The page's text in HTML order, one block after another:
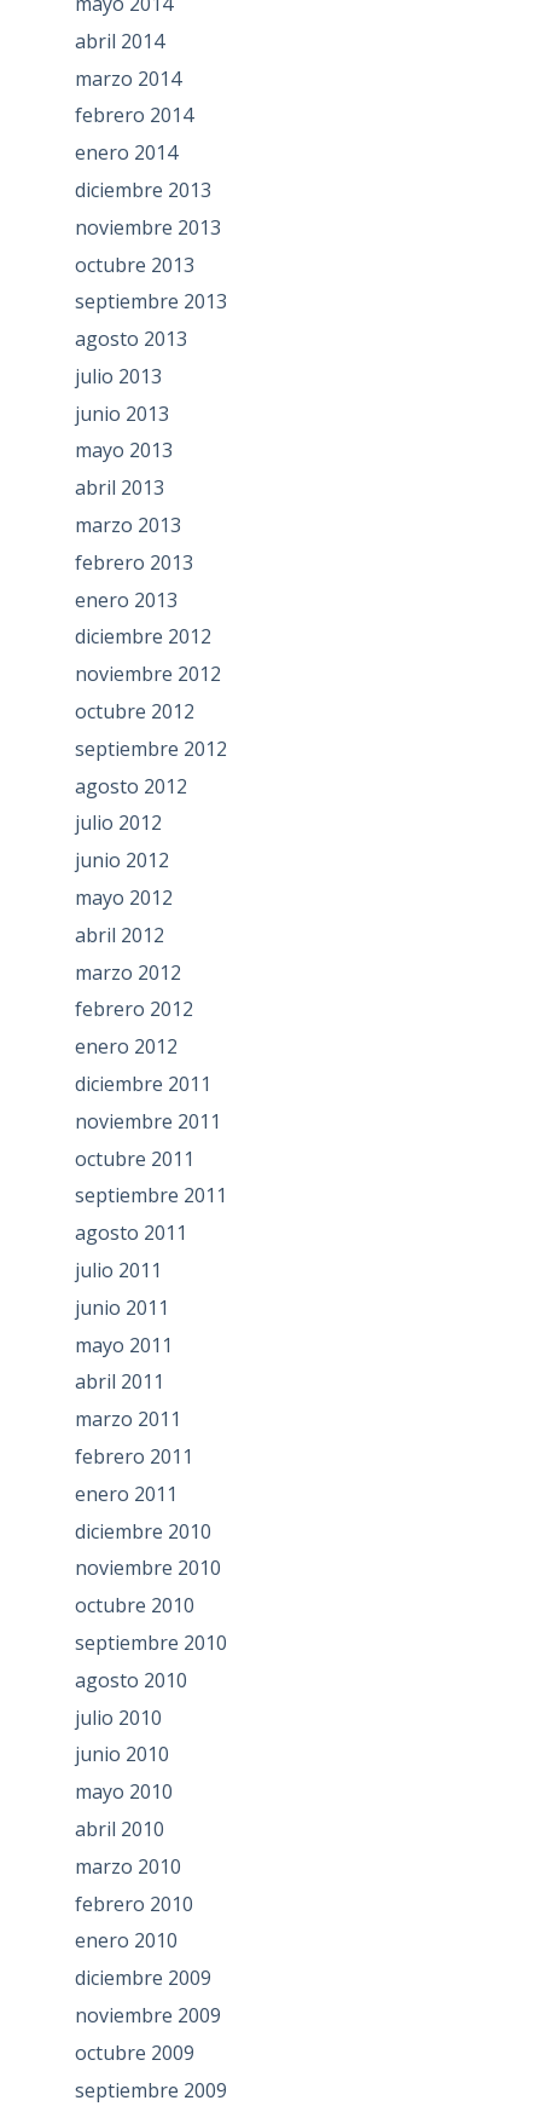
abril 2014
marzo 2014
febrero 2014
enero 2014
diciembre 2013
noviembre 2013
octubre 2013
septiembre 2013
agosto 2013
julio 2013
junio 2013
mayo 2013
abril 2013
marzo 2013
febrero 2013
enero 2013
diciembre 2012
noviembre 2012
octubre 2012
septiembre 2012
agosto 2012
julio 2012
junio 2012
mayo 2012
abril 2012
marzo 2012
febrero 2012
enero 2012
diciembre 2011
noviembre 2011
octubre 2011
septiembre 2011
agosto 2011
julio 2011
junio 2011
mayo 2011
abril 2011
marzo 2011
febrero 2011
enero 2011
diciembre 2010
noviembre 2010
octubre 2010
septiembre 2010
agosto 2010
julio 2010
junio 2010
mayo 2010
abril 2010
marzo 2010
febrero 2010
enero 2010
diciembre 2009
noviembre 2009
octubre 2009
septiembre 2009